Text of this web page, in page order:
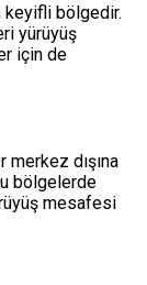
keyifli bölgedir.
yürüyüş
için de
dışına
bölgelerde
mesafesi